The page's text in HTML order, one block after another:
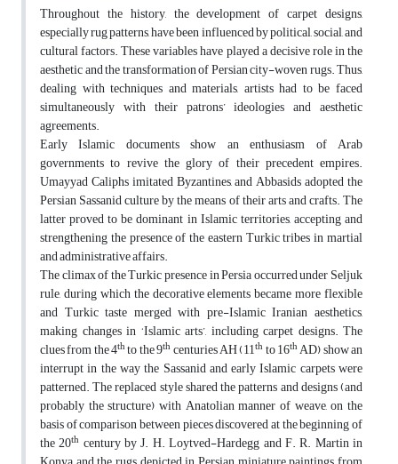
Throughout the history, the development of carpet designs,
especially rug patterns, have been influenced by political, social, and
cultural factors. These variables have played a decisive role in the
aesthetic and the transformation of Persian city-woven rugs. Thus,
dealing with techniques and materials, artists had to be faced
simultaneously with their patrons’ ideologies and aesthetic
agreements.
Early Islamic documents show an enthusiasm of Arab
governments to revive the glory of their precedent empires.
Umayyad Caliphs imitated Byzantines, and Abbasids adopted the
Persian Sassanid culture by the means of their arts and crafts. The
latter proved to be dominant in Islamic territories, accepting and
strengthening the presence of the eastern Turkic tribes in martial
and administrative affairs.
The climax of the Turkic presence in Persia occurred under Seljuk
rule, during which the decorative elements became more flexible
and Turkic taste merged with pre-Islamic Iranian aesthetics,
making changes in ‘Islamic arts’, including carpet designs. The
clues from the 4thto the 9thcenturies AH (11thto 16thAD) show an
interrupt in the way the Sassanid and early Islamic carpets were
patterned. The replaced style shared the patterns and designs (and
probably the structure) with Anatolian manner of weave, on the
basis of comparison between pieces discovered at the beginning of
the 20th century by J. H. Loytved-Hardegg and F. R. Martin in